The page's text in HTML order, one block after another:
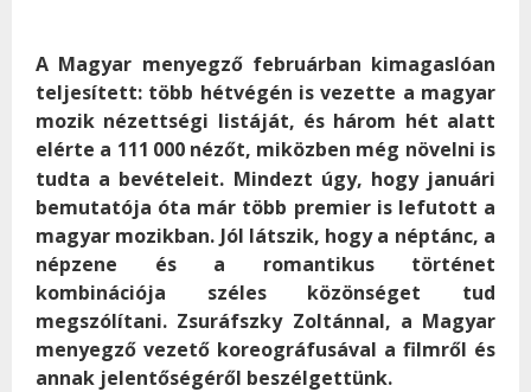
A Magyar menyegző februárban kimagaslóan
teljesített: több hétvégén is vezette a magyar
mozik nézettségi listáját, és három hét alatt
elérte a 111 000 nézőt, miközben még növelni is
tudta a bevételeit. Mindezt úgy, hogy januári
bemutatója óta már több premier is lefutott a
magyar mozikban. Jól látszik, hogy a néptánc, a
népzene és a romantikus történet
kombinációja széles közönséget tud
megszólítani. Zsuráfszky Zoltánnal, a Magyar
menyegző vezető koreográfusával a filmről és
annak jelentőségéről beszélgettünk.